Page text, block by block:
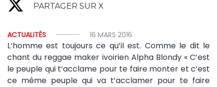
PARTAGER SUR X
ACTUALITÉS 16 MARS 2016
L’homme est toujours ce qu’il est. Comme le dit le
chant du reggae maker ivoirien Alpha Blondy « C’est
le peuple qui t’acclame pour te faire monter et c’est
ce même peuple qui va t’acclamer pour te faire